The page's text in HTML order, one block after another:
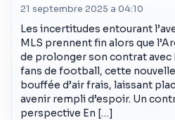
21 septembre 2025 a 04:10
Les incertitudes entourant
MLS prennent fin alors que
de prolonger son contrat avec
fans de football, cette
bouffée d’air frais, laissant
avenir rempli d’espoir. Un
perspective En […]